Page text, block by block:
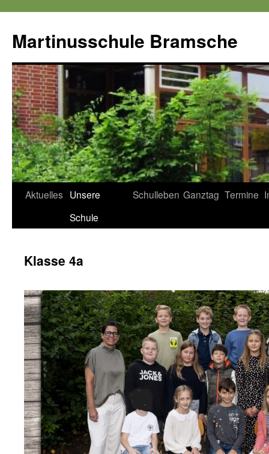
springen
Martinusschule Bramsche
Aktuelles Unsere
Schule
Schulleben Ganztag Termine
Klasse 4a